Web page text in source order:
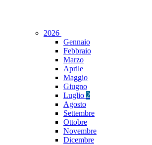
2026
Gennaio
Febbraio
Marzo
Aprile
Maggio
Giugno
Luglio 2
Agosto
Settembre
Ottobre
Novembre
Dicembre